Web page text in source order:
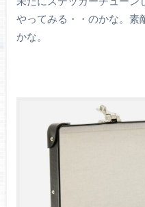
やってみる・・のかな。素
かな。